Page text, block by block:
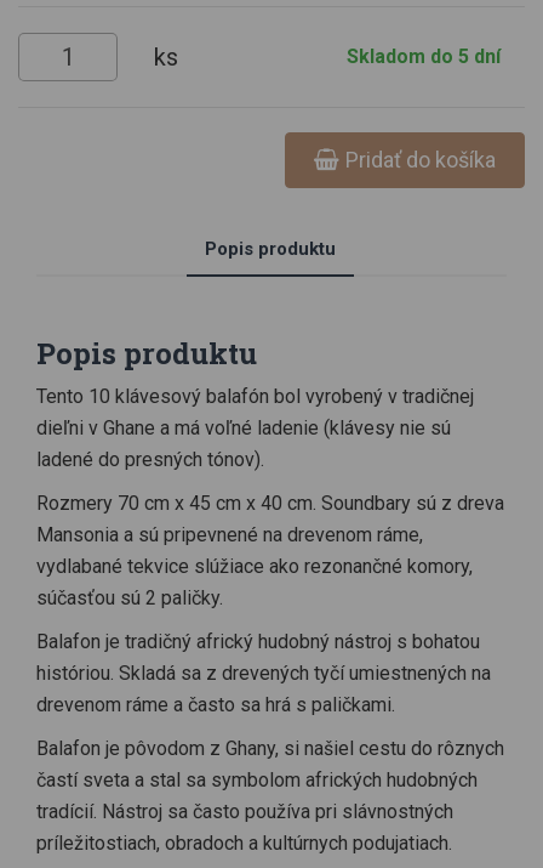
hudobných tradícií. Nástroj sa často používa pri slávnostných
príležitostiach, obradoch a kultúrnych podujatiach.
ks Skladom do 5 dní
Pridať do košíka
Popis produktu
Popis produktu
Tento 10 klávesový balafón bol vyrobený v tradičnej
dieľni v Ghane a má voľné ladenie (klávesy nie sú
ladené do presných tónov).
Rozmery 70 cm x 45 cm x 40 cm. Soundbary sú z dreva
Mansonia a sú pripevnené na drevenom ráme,
vydlabané tekvice slúžiace ako rezonančné komory,
súčasťou sú 2 paličky.
Balafon je tradičný africký hudobný nástroj s bohatou
históriou. Skladá sa z drevených tyčí umiestnených na
drevenom ráme a často sa hrá s paličkami.
Balafon je pôvodom z Ghany, si našiel cestu do rôznych
častí sveta a stal sa symbolom afrických hudobných
tradícií. Nástroj sa často používa pri slávnostných
príležitostiach, obradoch a kultúrnych podujatiach.